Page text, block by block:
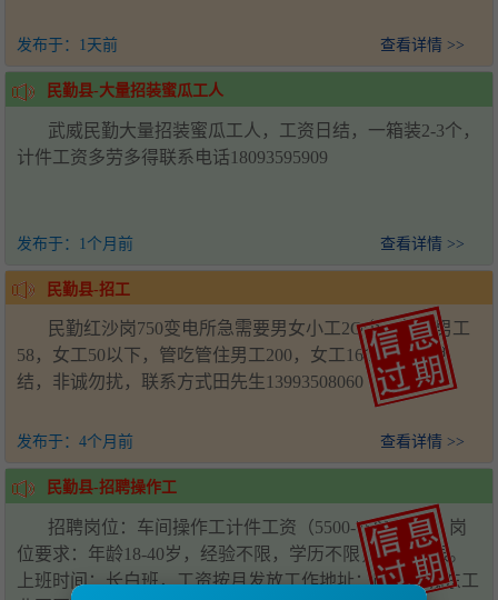
发布于： 1天前 查看详情 >>
民勤县-大量招装蜜瓜工人
武威民勤大量招装蜜瓜工人，工资日结，一箱装2-3个，
计件工资多劳多得联系电话18093595909
发布于： 1个月前 查看详情 >>
民勤县-招工
民勤红沙岗750变电所急需要男女小工2O个，年龄男工
58，女工50以下，管吃管住男工200，女工16O，工资月
结，非诚勿扰，联系方式田先生13993508060
发布于： 4个月前 查看详情 >>
民勤县-招聘操作工
招聘岗位：车间操作工计件工资（5500-7500元/月）岗
位要求：年龄18-40岁，经验不限，学历不限，性别不限。
上班时间：长白班，工资按月发放工作地址：民勤县城东工